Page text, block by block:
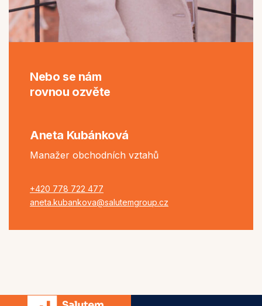
Nebo se nám
rovnou ozvěte
Aneta Kubánková
Manažer obchodních vztahů
+420 778 722 477
aneta.kubankova@salutemgroup.cz